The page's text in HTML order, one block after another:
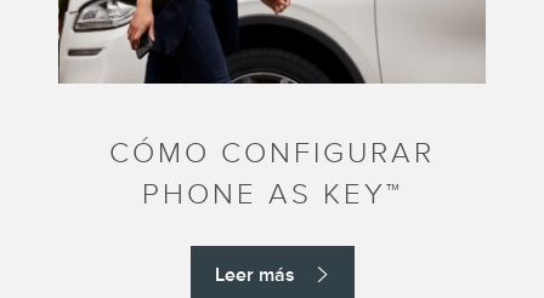
CÓMO CONFIGURAR
PHONE AS KEY™
Leer más